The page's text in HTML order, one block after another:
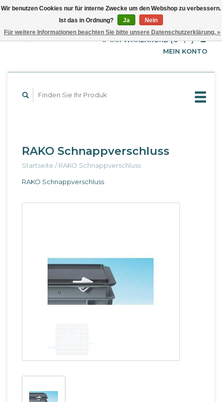
EUR
GBP
USD
English
Français
IHR WARENKORB (€--,--)
MEIN KONTO
RAKO Schnappverschluss
Startseite /RAKO Schnappverschluss
RAKO Schnappverschluss
Wir benutzen Cookies nur für interne Zwecke um den Webshop zu verbessern.
Ist das in Ordnung?
Ja
Nein
Für weitere Informationen beachten Sie bitte unsere Datenschutzerklärung. »